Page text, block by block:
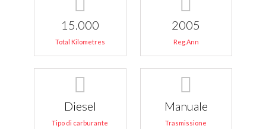
15.000
Total Kilometres
2005
Reg.Ann
Diesel
Tipo di carburante
Manuale
Trasmissione